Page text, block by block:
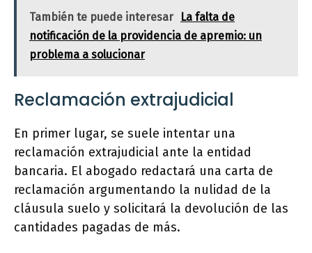
También te puede interesar
La falta de
notificación de la providencia de apremio: un
problema a solucionar
Reclamación extrajudicial
En primer lugar, se suele intentar una
reclamación extrajudicial ante la entidad
bancaria. El abogado redactará una carta de
reclamación argumentando la nulidad de la
cláusula suelo y solicitará la devolución de las
cantidades pagadas de más.